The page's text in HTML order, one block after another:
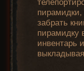
пирамидки,
забрать
пирамидку
инвентарь